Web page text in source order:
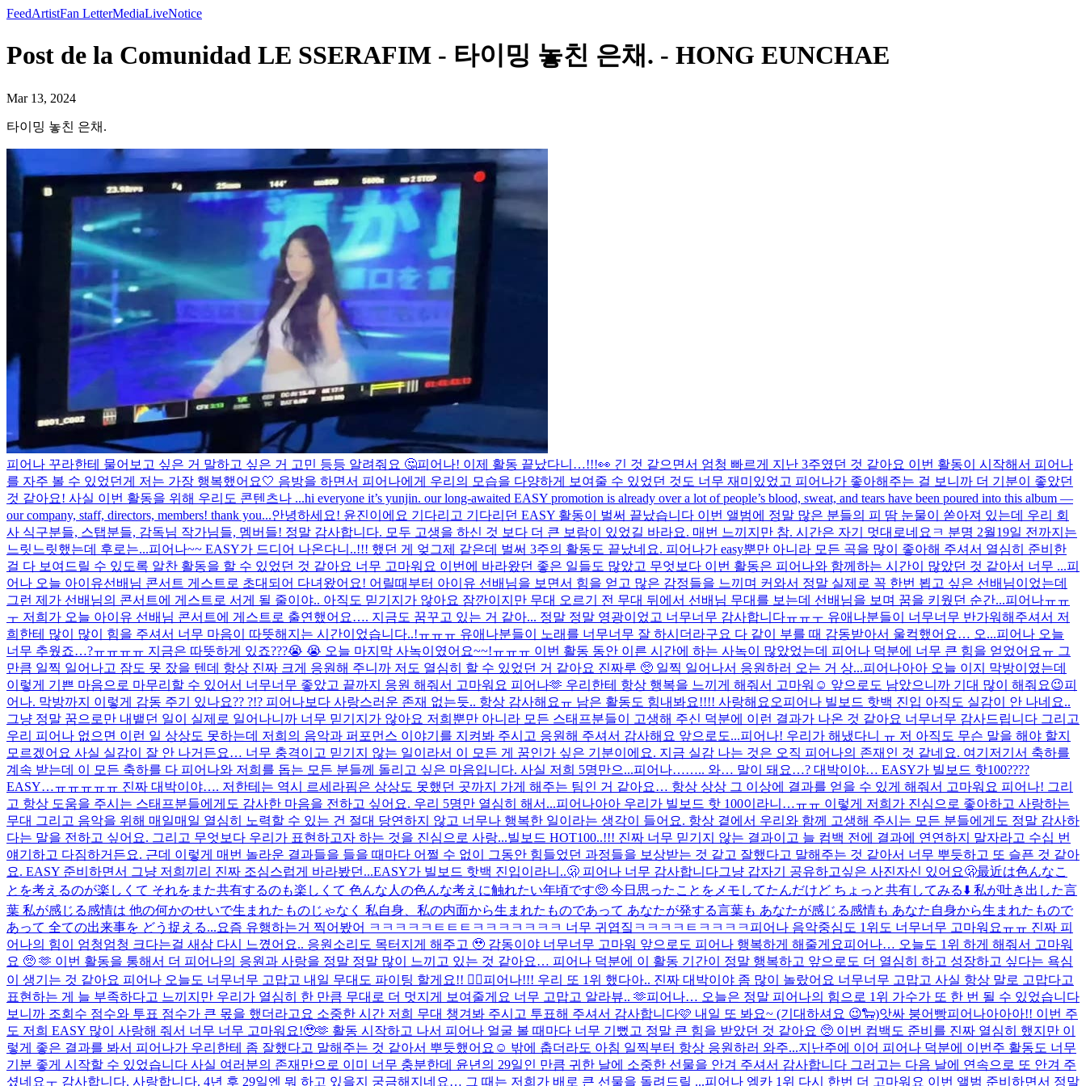
FeedArtistFan LetterMediaLiveNotice
Post de la Comunidad LE SSERAFIM - 타이밍 놓친 은채. - HONG EUNCHAE
Mar 13, 2024
타이밍 놓친 은채.
피어나 꾸라한테 물어보고 싶은 거 말하고 싶은 거 고민 등등 알려줘요 🤔피어나! 이제 활동 끝났다니…!!!👀 긴 것 같으면서 엄청 빠르게 지난 3주였던 것 같아요 이번 활동이 시작해서 피어나
를 자주 볼 수 있었던게 저는 가장 행복했어요🤍 음방을 하면서 피어나에게 우리의 모습을 다양하게 보여줄 수 있었던 것도 너무 재미있었고 피어나가 좋아해주는 걸 보니까 더 기분이 좋았던
것 같아요! 사실 이번 활동을 위해 우리도 콘텐츠나 ...hi everyone it’s yunjin. our long-awaited EASY promotion is already over a lot of people’s blood, sweat, and tears have been poured into this album —
our company, staff, directors, members! thank you...안녕하세요! 윤진이에요 기다리고 기다리던 EASY 활동이 벌써 끝났습니다 이번 앨범에 정말 많은 분들의 피 땀 눈물이 쏟아져 있는데 우리 회
사 식구분들, 스탭분들, 감독님 작가님들, 멤버들! 정말 감사합니다. 모두 고생을 하신 것 보다 더 큰 보람이 있었길 바라요. 매번 느끼지만 참. 시간은 자기 멋대로네요ㅋ 분명 2월19일 전까지는
느릿느릿했는데 후로는...피어나~~ EASY가 드디어 나온다니..!!! 했던 게 엊그제 같은데 벌써 3주의 활동도 끝났네요. 피어나가 easy뿐만 아니라 모든 곡을 많이 좋아해 주셔서 열심히 준비한
걸 다 보여드릴 수 있도록 알찬 활동을 할 수 있었던 것 같아요 너무 고마워요 이번에 바라왔던 좋은 일들도 많았고 무엇보다 이번 활동은 피어나와 함께하는 시간이 많았던 것 같아서 너무 ...피
어나 오늘 아이유선배님 콘서트 게스트로 초대되어 다녀왔어요! 어릴때부터 아이유 선배님을 보면서 힘을 얻고 많은 감정들을 느끼며 커와서 정말 실제로 꼭 한번 뵙고 싶은 선배님이었는데
그런 제가 선배님의 콘서트에 게스트로 서게 될 줄이야.. 아직도 믿기지가 않아요 잠깐이지만 무대 오르기 전 무대 뒤에서 선배님 무대를 보는데 선배님을 보며 꿈을 키웠던 순간...피어나ㅠㅠ
ㅜ 저희가 오늘 아이유 선배님 콘서트에 게스트로 출연했어요…. 지금도 꿈꾸고 있는 거 같아... 정말 정말 영광이었고 너무너무 감사합니다ㅠㅠㅜ 유애나분들이 너무너무 반가워해주셔서 저
희한테 많이 많이 힘을 주셔서 너무 마음이 따뜻해지는 시간이었습니다..!ㅠㅠㅠ 유애나분들이 노래를 너무너무 잘 하시더라구요 다 같이 부를 때 감동받아서 울컥했어요… 오...피어나 오늘
너무 추웠죠…?ㅠㅠㅠㅠ 지금은 따뜻하게 있죠???😭 😭 오늘 마지막 사녹이였어요~~!ㅠㅠㅠ 이번 활동 동안 이른 시간에 하는 사녹이 많았었는데 피어나 덕분에 너무 큰 힘을 얻었어요ㅠ 그
만큼 일찍 일어나고 잠도 못 잤을 텐데 항상 진짜 크게 응원해 주니까 저도 열심히 할 수 있었던 거 같아요 진짜루 🥺 일찍 일어나서 응원하러 오는 거 상...피어나아아 오늘 이지 막방이였는데
이렇게 기쁜 마음으로 마무리할 수 있어서 너무너무 좋았고 끝까지 응원 해줘서 고마워요 피어나🫶 우리한테 항상 행복을 느끼게 해줘서 고마워☺️ 앞으로도 남았으니까 기대 많이 해줘요😉피
어나. 막방까지 이렇게 감동 주기 있나요?? ?!? 피어나보다 사랑스러운 존재 없는듯.. 항상 감사해요ㅠ 남은 활동도 힘내봐요!!!! 사랑해요오피어나 빌보드 핫백 진입 아직도 실감이 안 나네요..
그냥 정말 꿈으로만 내뱉던 일이 실제로 일어나니까 너무 믿기지가 않아요 저희뿐만 아니라 모든 스태프분들이 고생해 주신 덕분에 이런 결과가 나온 것 같아요 너무너무 감사드립니다 그리고
우리 피어나 없으면 이런 일 상상도 못하는데 저희의 음악과 퍼포먼스 이야기를 지켜봐 주시고 응원해 주셔서 감사해요 앞으로도...피어나! 우리가 해냈다니 ㅠ 저 아직도 무슨 말을 해야 할지
모르겠어요 사실 실감이 잘 안 나거든요… 너무 충격이고 믿기지 않는 일이라서 이 모든 게 꿈인가 싶은 기분이에요. 지금 실감 나는 것은 오직 피어나의 존재인 것 같네요. 여기저기서 축하를
계속 받는데 이 모든 축하를 다 피어나와 저희를 돕는 모든 분들께 돌리고 싶은 마음입니다. 사실 저희 5명만으...피어나…….. 와… 말이 돼요…? 대박이야… EASY가 빌보드 핫100????
EASY…ㅠㅠㅠㅠㅠ 진짜 대박이야…. 저한테는 역시 르세라핌은 상상도 못했던 곳까지 가게 해주는 팀인 거 같아요… 항상 상상 그 이상에 결과를 얻을 수 있게 해줘서 고마워요 피어나! 그리
고 항상 도움을 주시는 스태프분들에게도 감사한 마음을 전하고 싶어요. 우리 5명만 열심히 해서...피어나아아 우리가 빌보드 핫 100이라니…ㅠㅠ 이렇게 저희가 진심으로 좋아하고 사랑하는
무대 그리고 음악을 위해 매일매일 열심히 노력할 수 있는 건 절대 당연하지 않고 너무나 행복한 일이라는 생각이 들어요. 항상 곁에서 우리와 함께 고생해 주시는 모든 분들에게도 정말 감사하
다는 말을 전하고 싶어요. 그리고 무엇보다 우리가 표현하고자 하는 것을 진심으로 사랑...빌보드 HOT100..!!! 진짜 너무 믿기지 않는 결과이고 늘 컴백 전에 결과에 연연하지 말자라고 수십 번
얘기하고 다짐하거든요. 근데 이렇게 매번 놀라운 결과들을 들을 때마다 어쩔 수 없이 그동안 힘들었던 과정들을 보상받는 것 같고 잘했다고 말해주는 것 같아서 너무 뿌듯하고 또 슬픈 것 같아
요. EASY 준비하면서 그냥 저희끼리 진짜 조심스럽게 바라봤던...EASY가 빌보드 핫백 진입이라니..🫢 피어나 너무 감사합니다그냥 갑자기 공유하고싶은 사진자신 있어요🫢最近は色んなこ
とを考えるのが楽しくて それをまた共有するのも楽しくて 色んな人の色んな考えに触れたい年頃です🥺 今日思ったことをメモしてたんだけど ちょっと共有してみる⬇️ 私が吐き出した言
葉 私が感じる感情は 他の何かのせいで生まれたものじゃなく 私自身、私の内面から生まれたものであって あなたが発する言葉も あなたが感じる感情も あなた自身から生まれたもので
あって 全ての出来事を どう捉える...요즘 유행하는거 찍어봤어 ㅋㅋㅋㅋㅋㅌㅌㅌㅋㅋㅋㅋㅋㅋㅋ 너무 귀엽짘ㅋㅋㅋㅋㅌㅋㅋㅋㅋ 피어나 음악중심도 1위도 너무너무 고마워요ㅠㅠ 진짜 피
어나의 힘이 엄청엄청 크다는걸 새삼 다시 느꼈어요.. 응원소리도 목터지게 해주고 🥹 감동이야 너무너무 고마워 앞으로도 피어나 행복하게 해줄게요피어나… 오늘도 1위 하게 해줘서 고마워
요 🥺 🫶 이번 활동을 통해서 더 피어나의 응원과 사랑을 정말 정말 많이 느끼고 있는 것 같아요… 피어나 덕분에 이 활동 기간이 정말 행복하고 앞으로도 더 열심히 하고 성장하고 싶다는 욕심
이 생기는 것 같아요 피어나 오늘도 너무너무 고맙고 내일 무대도 파이팅 할게요!! ❤️‍🔥피어나!!! 우리 또 1위 했다아.. 진짜 대박이야 좀 많이 놀랐어요 너무너무 고맙고 사실 항상 말로 고맙다고
표현하는 게 늘 부족하다고 느끼지만 우리가 열심히 한 만큼 무대로 더 멋지게 보여줄게요 너무 고맙고 알라뷰.. 🫶피어나… 오늘은 정말 피어나의 힘으로 1위 가수가 또 한 번 될 수 있었습니다
보니까 조회수 점수와 투표 점수가 큰 몫을 했더라고요 소중한 시간 저희 무대 챙겨봐 주시고 투표해 주셔서 감사합니다🩷 내일 또 봐요~ (기대하셔요 😉🐑)앗싸 붕어빵피어나아아아!! 이번 주
도 저희 EASY 많이 사랑해 줘서 너무 너무 고마워요!🥹🫶 활동 시작하고 나서 피어나 얼굴 볼 때마다 너무 기뻤고 정말 큰 힘을 받았던 것 같아요 🥺 이번 컴백도 준비를 진짜 열심히 했지만 이
렇게 좋은 결과를 봐서 피어나가 우리한테 좀 잘했다고 말해주는 것 같아서 뿌듯했어요☺️ 밖에 춥더라도 아침 일찍부터 항상 응원하러 와주...지난주에 이어 피어나 덕분에 이번주 활동도 너무
기분 좋게 시작할 수 있었습니다 사실 여러분의 존재만으로 이미 너무 충분한데 윤년의 29일인 만큼 귀한 날에 소중한 선물을 안겨 주셔서 감사합니다 그러고는 다음 날에 연속으로 또 안겨 주
셨네요ㅜ 감사합니다. 사랑합니다. 4년 후 29일엔 뭐 하고 있을지 궁금해지네요… 그 때는 저희가 배로 큰 선물을 돌려드릴 ...피어나 엠카 1위 다시 한번 더 고마워요 이번 앨범 준비하면서 정말